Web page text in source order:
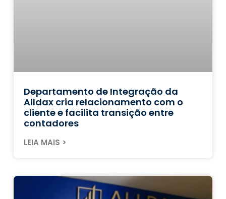
Departamento de Integração da
Alldax cria relacionamento com o
cliente e facilita transição entre
contadores
LEIA MAIS >